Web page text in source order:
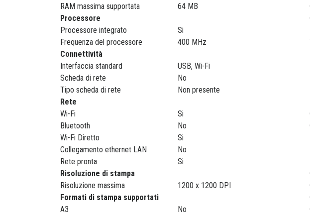
RAM massima supportata
64 MB
Processore
Processore integrato
Si
Frequenza del processore
400 MHz
Connettività
Interfaccia standard
USB, Wi-Fi
Scheda di rete
No
Tipo scheda di rete
Non presente
Rete
Wi-Fi
Si
Bluetooth
No
Wi-Fi Diretto
Si
Collegamento ethernet LAN
No
Rete pronta
Si
Risoluzione di stampa
Risoluzione massima
1200 x 1200 DPI
Formati di stampa supportati
A3
No